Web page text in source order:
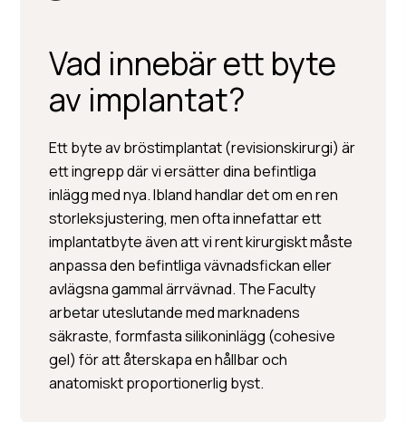
Vad innebär ett byte
av implantat?
Ett byte av bröstimplantat (revisionskirurgi) är
ett ingrepp där vi ersätter dina befintliga
inlägg med nya. Ibland handlar det om en ren
storleksjustering, men ofta innefattar ett
implantatbyte även att vi rent kirurgiskt måste
anpassa den befintliga vävnadsfickan eller
avlägsna gammal ärrvävnad. The Faculty
arbetar uteslutande med marknadens
säkraste, formfasta silikoninlägg (cohesive
gel) för att återskapa en hållbar och
anatomiskt proportionerlig byst.